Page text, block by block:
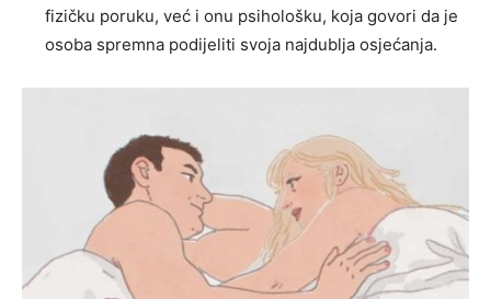
fizičku poruku, već i onu psihološku, koja govori da je
osoba spremna podijeliti svoja najdublja osjećanja.